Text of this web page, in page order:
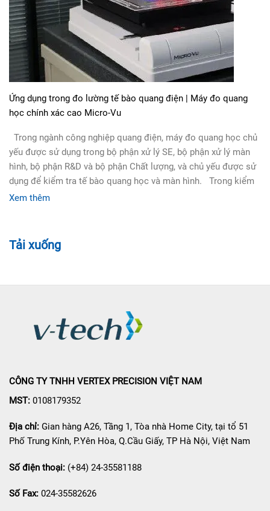
Ứng dụng trong đo lường tế bào quang điện | Máy đo quang
học chính xác cao Micro-Vu
Trong ngành công nghiệp quang điện, máy đo quang học chủ
yếu được sử dụng trong bộ phận xử lý SE, bộ phận xử lý màn
hình, bộ phận R&D và bộ phận Chất lượng, và chủ yếu được sử
dụng để kiểm tra tế bào quang học và màn hình. Trong kiểm
Xem thêm
Tải xuống
CÔNG TY TNHH VERTEX PRECISION VIỆT NAM
MST: 0108179352
Địa chỉ: Gian hàng A26, Tầng 1, Tòa nhà Home City, tại tổ 51
Phố Trung Kính, P.Yên Hòa, Q.Cầu Giấy, TP Hà Nội, Việt Nam
Số điện thoại: (+84) 24-35581188
Số Fax: 024-35582626